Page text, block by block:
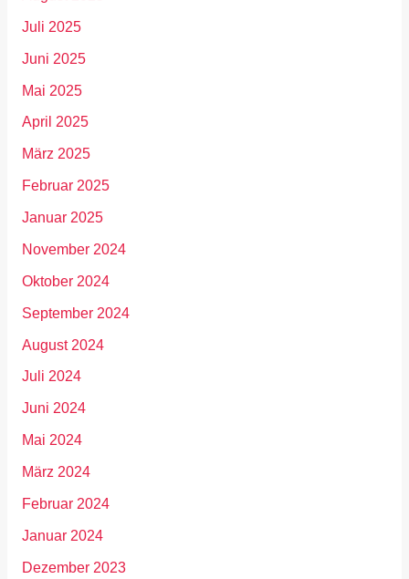
Juli 2025
Juni 2025
Mai 2025
April 2025
März 2025
Februar 2025
Januar 2025
November 2024
Oktober 2024
September 2024
August 2024
Juli 2024
Juni 2024
Mai 2024
März 2024
Februar 2024
Januar 2024
Dezember 2023